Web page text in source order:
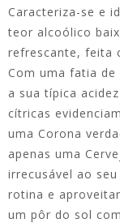
Caracteriza-se e
teor alcoólico
refrescante, feita
Com uma fatia
a sua típica
cítricas
uma Corona
apenas uma
irrecusável ao
rotina e
um pôr do sol